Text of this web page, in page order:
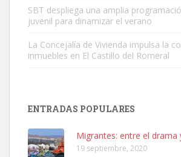
Leales.org » Gran Canaria
SBT despliega una amplia
juvenil para dinamizar el verano
La Concejalía de Vivienda impulsa la
inmuebles en El Castillo del Romeral
ENTRADAS POPULARES
Migrantes: entre el drama
19 septiembre, 2020